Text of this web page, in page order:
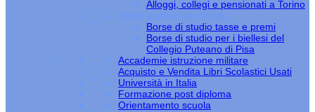
Alloggi, collegi e pensionati a Torino
Borse e diritto allo studio
Borse di studio tasse e premi
Borse di studio per i biellesi del
Collegio Puteano di Pisa
Accademie istruzione militare
Acquisto e Vendita Libri Scolastici Usati
Università in Italia
Formazione post diploma
Orientamento scuola